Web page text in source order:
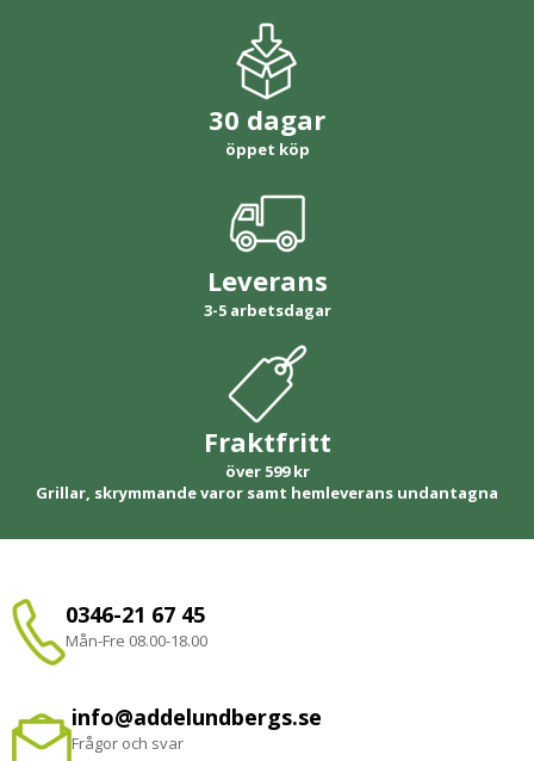
30 dagar
öppet köp
Leverans
3-5 arbetsdagar
Fraktfritt
över 599 kr
Grillar, skrymmande varor samt hemleverans undantagna
0346-21 67 45
Mån-Fre 08.00-18.00
info@addelundbergs.se
Frågor och svar